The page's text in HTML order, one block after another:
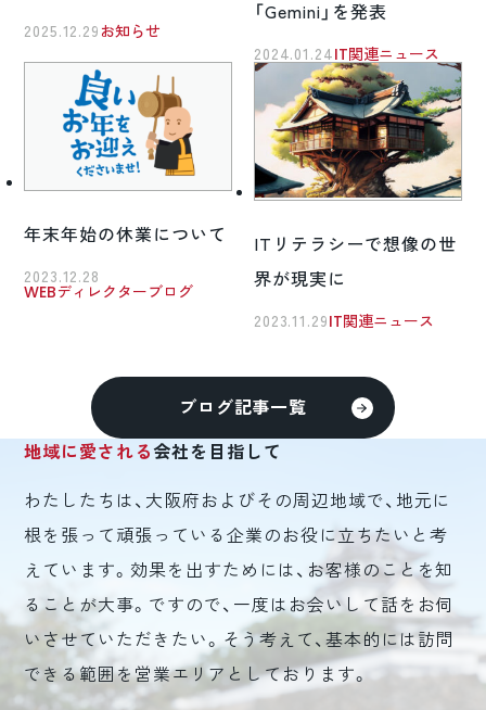
2025.12.29 お知らせ
「Gemini」を発表
2024.01.24 IT関連ニュース
年末年始の休業について
2023.12.28
WEBディレクターブログ
ITリテラシーで想像の世
界が現実に
2023.11.29 IT関連ニュース
ブログ記事一覧
地域に愛される会社を目指して
わたしたちは、大阪府およびその周辺地域で、地元に
根を張って頑張っている企業のお役に立ちたいと考
えています。効果を出すためには、お客様のことを知
ることが大事。ですので、一度はお会いして話をお伺
いさせていただきたい。そう考えて、基本的には訪問
できる範囲を営業エリアとしております。